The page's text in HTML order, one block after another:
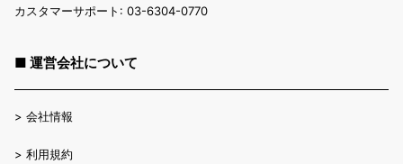
カスタマーサポート: 03-6304-0770
■ 運営会社について
> 会社情報
> 利用規約